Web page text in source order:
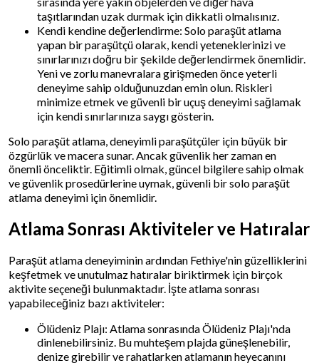
taşıtlarından uzak durmak için dikkatli olmalısınız.
Kendi kendine değerlendirme: Solo paraşüt atlama
yapan bir paraşütçü olarak, kendi yeteneklerinizi ve
sınırlarınızı doğru bir şekilde değerlendirmek önemlidir.
Yeni ve zorlu manevralara girişmeden önce yeterli
deneyime sahip olduğunuzdan emin olun. Riskleri
minimize etmek ve güvenli bir uçuş deneyimi sağlamak
için kendi sınırlarınıza saygı gösterin.
Solo paraşüt atlama, deneyimli paraşütçüler için büyük bir
özgürlük ve macera sunar. Ancak güvenlik her zaman en
önemli önceliktir. Eğitimli olmak, güncel bilgilere sahip olmak
ve güvenlik prosedürlerine uymak, güvenli bir solo paraşüt
atlama deneyimi için önemlidir.
Atlama Sonrası Aktiviteler ve Hatıralar
Paraşüt atlama deneyiminin ardından Fethiye'nin güzelliklerini
keşfetmek ve unutulmaz hatıralar biriktirmek için birçok
aktivite seçeneği bulunmaktadır. İşte atlama sonrası
yapabileceğiniz bazı aktiviteler:
Ölüdeniz Plajı: Atlama sonrasında Ölüdeniz Plajı'nda
dinlenebilirsiniz. Bu muhteşem plajda güneşlenebilir,
denize girebilir ve rahatlarken atlamanın heyecanını